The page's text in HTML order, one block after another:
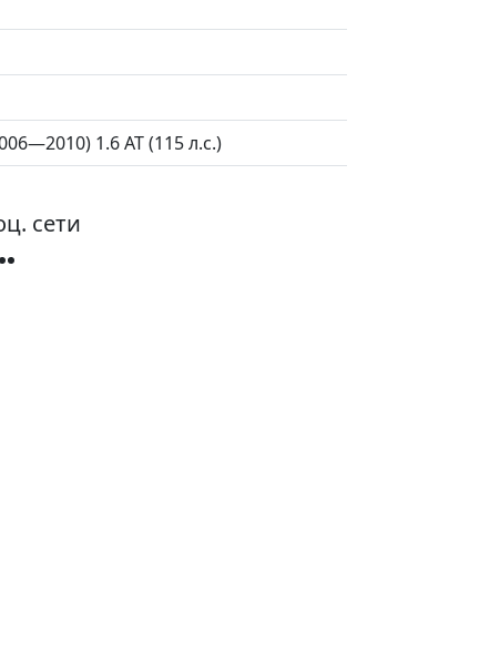
1.6 AT (115 л.с.)
сети